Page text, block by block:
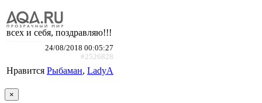
всех и себя, поздравляю!!!
24/08/2018 00:05:27
#2526828
Нравится Рыбаман, LadyA
×